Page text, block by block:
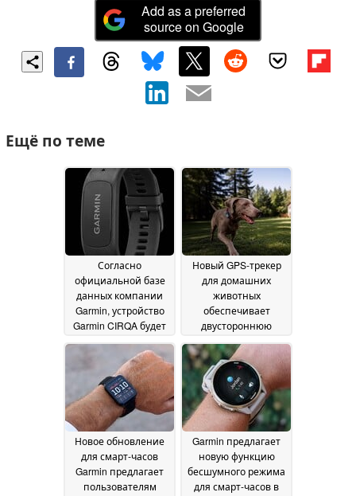
Add as a preferred
source on Google
Ещё по теме
Согласно
официальной базе
данных компании
Garmin, устройство
Garmin CIRQA будет
значительно ниже
ожидаемой.19 July
2026
Новый GPS-трекер
для домашних
животных
обеспечивает
двустороннюю
14
July 2026
Новое обновление
для смарт-часов
Garmin предлагает
пользователям
Garmin предлагает
новую функцию
бесшумного режима
для смарт-часов в